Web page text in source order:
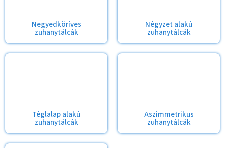
Negyedköríves
zuhanytálcák
Négyzet alakú
zuhanytálcák
Téglalap alakú
zuhanytálcák
Aszimmetrikus
zuhanytálcák